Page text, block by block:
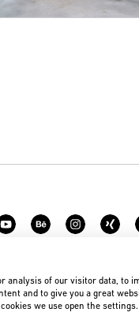
D’art Design Gruppe
analysis of our visitor data, to
and to give you a great
we use open the settings.